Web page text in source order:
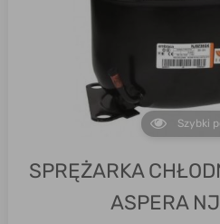
Szybki
SPRĘŻARKA
ASPERA